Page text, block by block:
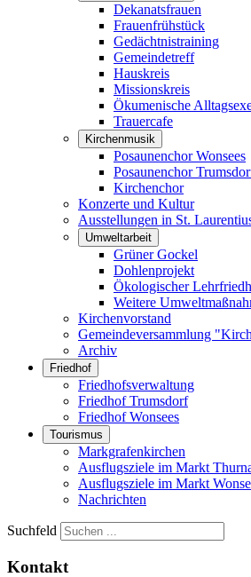
Dekanatsfrauen
Frauenfrühstück
Gedächtnistraining
Gemeindetreff
Hauskreis
Missionskreis
Ökumenische
Trauercafe
Kirchenmusik
Posaunenchor Wonsees
Posaunenchor
Kirchenchor
Konzerte und Kultur
Ausstellungen in St.
Umweltarbeit
Grüner Gockel
Dohlenprojekt
Ökologischer
Weitere
Kirchenvorstand
Gemeindeversammlung
Archiv
Friedhof
Friedhofsverwaltung
Friedhof Trumsdorf
Friedhof Wonsees
Tourismus
Markgrafenkirchen
Ausflugsziele im Markt
Ausflugsziele im Markt
Nachrichten
Suchfeld
Kontakt